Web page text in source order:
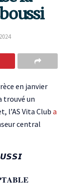
en janvier
trouvé un
l’AS Vita Club a
central